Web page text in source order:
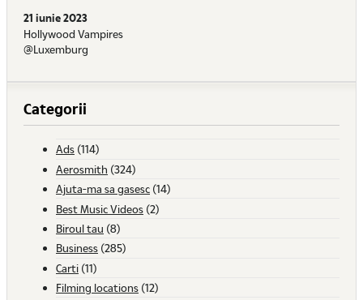
21 iunie 2023
Hollywood Vampires
@Luxemburg
Categorii
Ads (114)
Aerosmith (324)
Ajuta-ma sa gasesc (14)
Best Music Videos (2)
Biroul tau (8)
Business (285)
Carti (11)
Filming locations (12)